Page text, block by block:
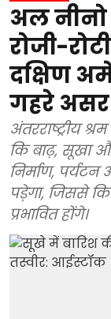
अल
रोजी-
दक्षिण
गहरे
अंतरराष्ट्रीय
कि बाढ़, सूखा
निर्माण,
पड़ेगा, जिससे
प्रभावित होंगे।